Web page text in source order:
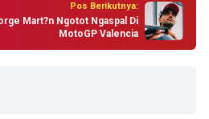
Pos Berikutnya:
Mart?n Ngotot Ngaspal Di
MotoGP Valencia